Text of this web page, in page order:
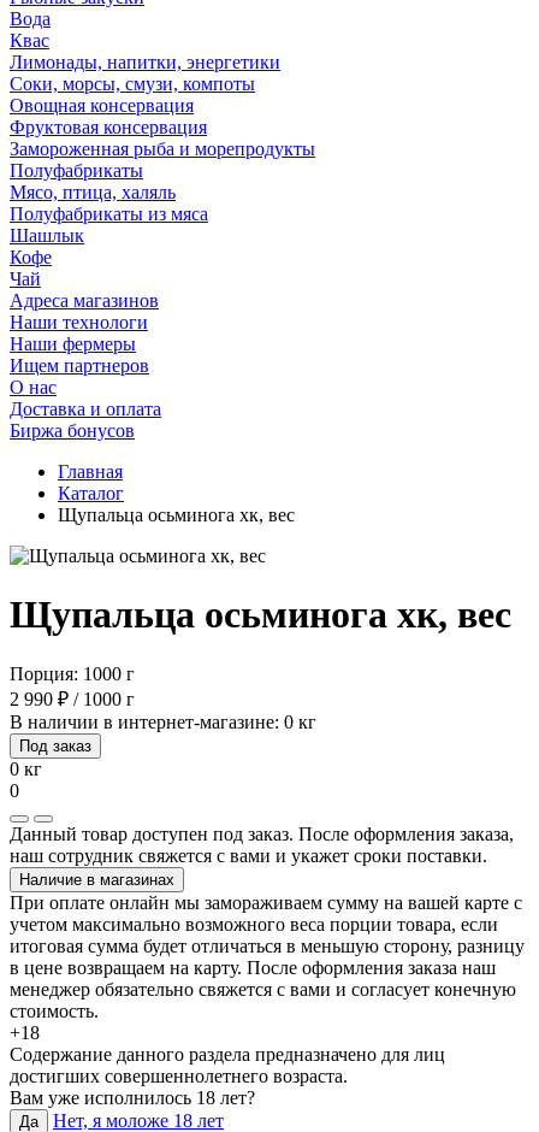
Вода
Квас
Лимонады, напитки, энергетики
Соки, морсы, смузи, компоты
Овощная консервация
Фруктовая консервация
Замороженная рыба и морепродукты
Полуфабрикаты
Мясо, птица, халяль
Полуфабрикаты из мяса
Шашлык
Кофе
Чай
Адреса магазинов
Наши технологи
Наши фермеры
Ищем партнеров
О нас
Доставка и оплата
Биржа бонусов
Главная
Каталог
Щупальца осьминога хк, вес
Щупальца осьминога хк, вес
Порция: 1000 г
2 990 ₽ / 1000 г
В наличии в интернет-магазине: 0 кг
Под заказ
0 кг
0
Данный товар доступен под заказ. После оформления заказа,
наш сотрудник свяжется с вами и укажет сроки поставки.
Наличие в магазинах
При оплате онлайн мы замораживаем сумму на вашей карте с
учетом максимально возможного веса порции товара, если
итоговая сумма будет отличаться в меньшую сторону, разницу
в цене возвращаем на карту. После оформления заказа наш
менеджер обязательно свяжется с вами и согласует конечную
стоимость.
+18
Содержание данного раздела предназначено для лиц
достигших совершеннолетнего возраста.
Вам уже исполнилось 18 лет?
Да
Нет, я моложе 18 лет